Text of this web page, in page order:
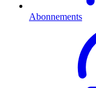
Abonnements